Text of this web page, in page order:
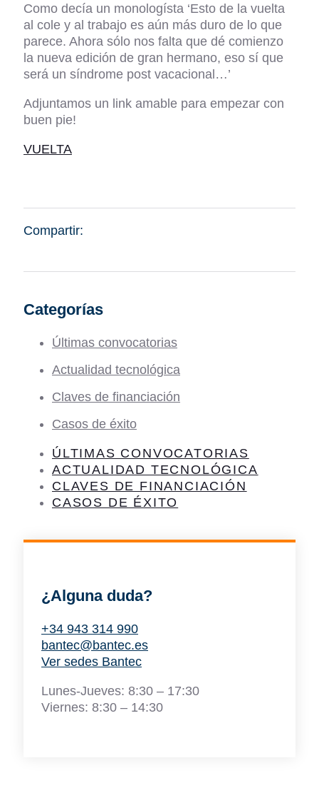
Como decía un monologísta ‘Esto de la vuelta
al cole y al trabajo es aún más duro de lo que
parece. Ahora sólo nos falta que dé comienzo
la nueva edición de gran hermano, eso sí que
será un síndrome post vacacional…’
Adjuntamos un link amable para empezar con
buen pie!
VUELTA
Compartir:
Categorías
Últimas convocatorias
Actualidad tecnológica
Claves de financiación
Casos de éxito
ÚLTIMAS CONVOCATORIAS
ACTUALIDAD TECNOLÓGICA
CLAVES DE FINANCIACIÓN
CASOS DE ÉXITO
¿Alguna duda?
+34 943 314 990
bantec@bantec.es
Ver sedes Bantec
Lunes-Jueves: 8:30 – 17:30
Viernes: 8:30 – 14:30